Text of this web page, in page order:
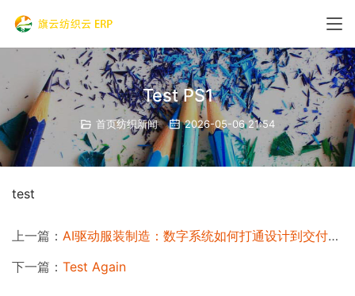
Test PS1
首页纺织新闻 2026-05-06 21:54
test
上一篇： AI驱动服装制造：数字系统如何打通设计到交付的全链路
下一篇： Test Again